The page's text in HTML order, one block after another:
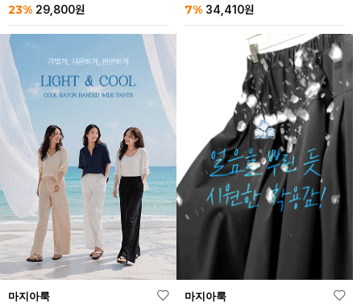
23% 29,800원 7% 34,410원
마지아룩 마지아룩